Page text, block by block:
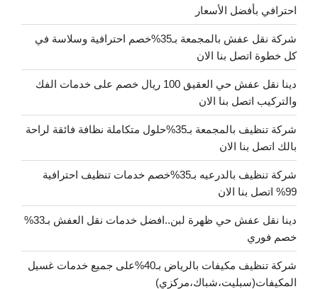
احترافي بأفضل الأسعار
شركة نقل عفش بالمجمعة بـ35%خصم احترافية وسلاسة في
كل خطوة اتصل بنا الان
دينا نقل عفش حي العقيق 100 ريال خصم على خدمات الفك
والتركيب اتصل بنا الان
شركة تنظيف بالمجمعة بـ35%حلول متكاملة نظافة فائقة لراحة
بالك اتصل بنا الان
شركة تنظيف بالدرعيه بـ35%خصم خدمات تنظيف احترافية
99% اتصل بنا الان
دينا نقل عفش حي ظهرة لبن..افضل خدمات نقل العفش بـ33%
خصم فوري
شركة تنظيف مكيفات بالرياض بـ40%على جميع خدمات غسيل
المكيفات(سبليت،شباك،مركزي)